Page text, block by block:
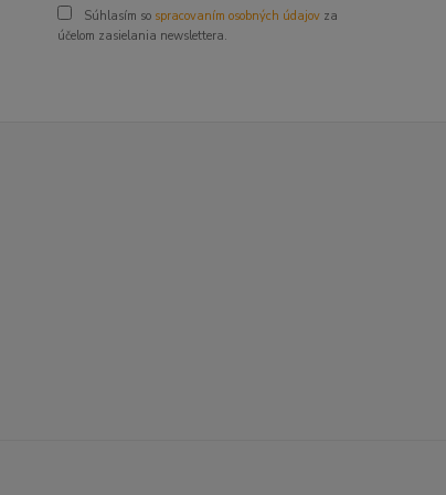
Súhlasím so spracovaním osobných údajov za
účelom zasielania newslettera.